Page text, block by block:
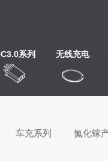
系列 无线充电
车充系列 氮化镓